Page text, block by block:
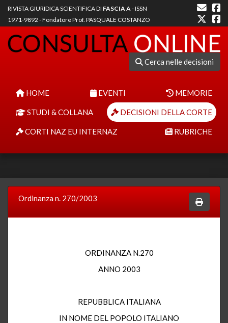
RIVISTA GIURIDICA SCIENTIFICA DI FASCIA A- ISSN
1971-9892 - Fondatore Prof. PASQUALE COSTANZO
Cerca nelle decisioni
HOME EVENTI MEMORIE
STUDI & COLLANA DECISIONI DELLA CORTE
CORTI NAZ EU INTERNAZ RUBRICHE
Ordinanza n. 270/2003
ORDINANZA N.270
ANNO 2003
REPUBBLICA ITALIANA
IN NOME DEL POPOLO ITALIANO